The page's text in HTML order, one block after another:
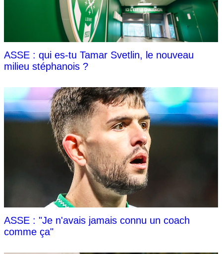
ASSE : qui es-tu Tamar Svetlin, le nouveau
milieu stéphanois ?
ASSE : "Je n'avais jamais connu un coach
comme ça"